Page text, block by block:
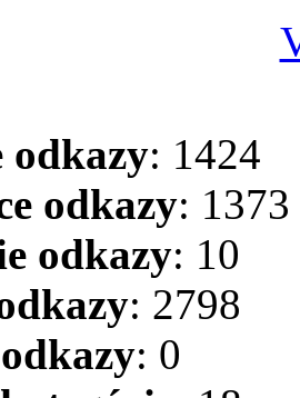
: 1424
odkazy: 1373
odkazy: 10
: 2798
: 0